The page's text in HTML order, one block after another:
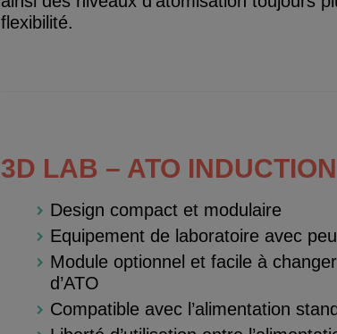
flexibilité.
3D LAB – ATO
Design compact et modulaire
Equipement de laboratoire avec
Module optionnel et facile à
d’ATO
Compatible avec l’alimentation